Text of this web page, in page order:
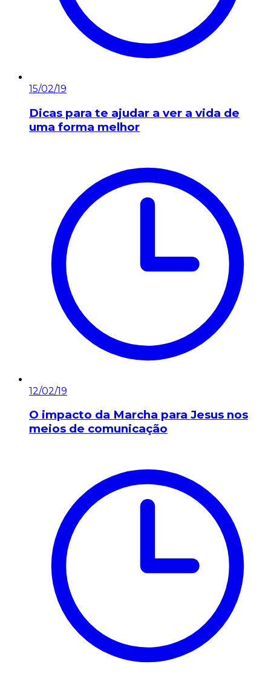
15/02/19
Dicas para te ajudar a ver a vida de
uma forma melhor
12/02/19
O impacto da Marcha para Jesus nos
meios de comunicação